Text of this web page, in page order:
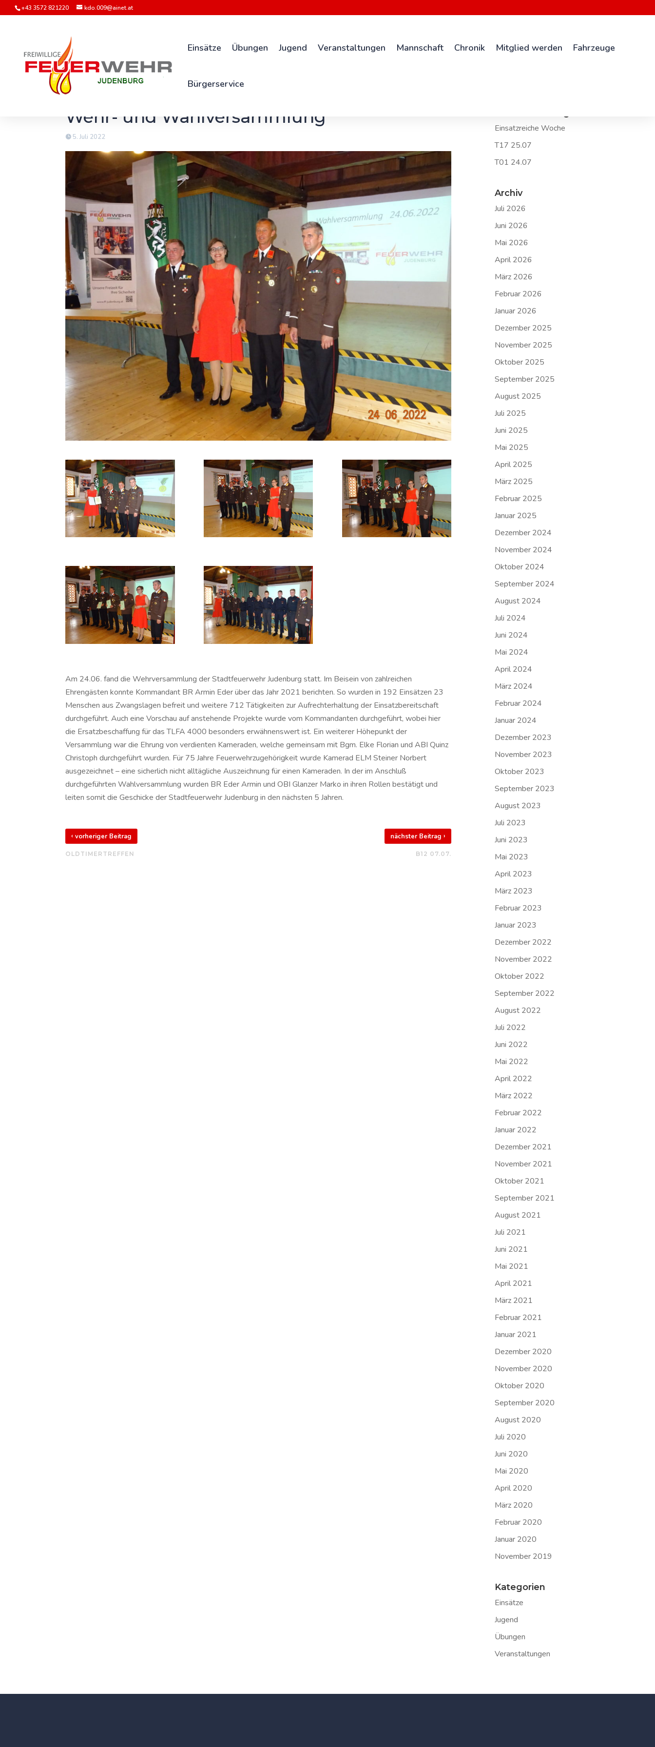
+43 3572 821220 kdo.009@ainet.at
Einsätze Übungen Jugend Veranstaltungen Mannschaft Chronik Mitglied werden Fahrzeuge
Bürgerservice
Wehr- und Wahlversammlung
5. Juli 2022
Am 24.06. fand die Wehrversammlung der Stadtfeuerwehr Judenburg statt. Im Beisein von zahlreichen
Ehrengästen konnte Kommandant BR Armin Eder über das Jahr 2021 berichten. So wurden in 192 Einsätzen 23
Menschen aus Zwangslagen befreit und weitere 712 Tätigkeiten zur Aufrechterhaltung der Einsatzbereitschaft
durchgeführt. Auch eine Vorschau auf anstehende Projekte wurde vom Kommandanten durchgeführt, wobei hier
die Ersatzbeschaffung für das TLFA 4000 besonders erwähnenswert ist. Ein weiterer Höhepunkt der
Versammlung war die Ehrung von verdienten Kameraden, welche gemeinsam mit Bgm. Elke Florian und ABI Quinz
Christoph durchgeführt wurden. Für 75 Jahre Feuerwehrzugehörigkeit wurde Kamerad ELM Steiner Norbert
ausgezeichnet – eine sicherlich nicht alltägliche Auszeichnung für einen Kameraden. In der im Anschluß
durchgeführten Wahlversammlung wurden BR Eder Armin und OBI Glanzer Marko in ihren Rollen bestätigt und
leiten somit die Geschicke der Stadtfeuerwehr Judenburg in den nächsten 5 Jahren.
‹ vorheriger Beitrag
OLDTIMERTREFFEN
nächster Beitrag›
B12 07.07.
Einsatzreiche Woche
T17 25.07
T01 24.07
Archiv
Juli 2026
Juni 2026
Mai 2026
April 2026
März 2026
Februar 2026
Januar 2026
Dezember 2025
November 2025
Oktober 2025
September 2025
August 2025
Juli 2025
Juni 2025
Mai 2025
April 2025
März 2025
Februar 2025
Januar 2025
Dezember 2024
November 2024
Oktober 2024
September 2024
August 2024
Juli 2024
Juni 2024
Mai 2024
April 2024
März 2024
Februar 2024
Januar 2024
Dezember 2023
November 2023
Oktober 2023
September 2023
August 2023
Juli 2023
Juni 2023
Mai 2023
April 2023
März 2023
Februar 2023
Januar 2023
Dezember 2022
November 2022
Oktober 2022
September 2022
August 2022
Juli 2022
Juni 2022
Mai 2022
April 2022
März 2022
Februar 2022
Januar 2022
Dezember 2021
November 2021
Oktober 2021
September 2021
August 2021
Juli 2021
Juni 2021
Mai 2021
April 2021
März 2021
Februar 2021
Januar 2021
Dezember 2020
November 2020
Oktober 2020
September 2020
August 2020
Juli 2020
Juni 2020
Mai 2020
April 2020
März 2020
Februar 2020
Januar 2020
November 2019
Kategorien
Einsätze
Jugend
Übungen
Veranstaltungen